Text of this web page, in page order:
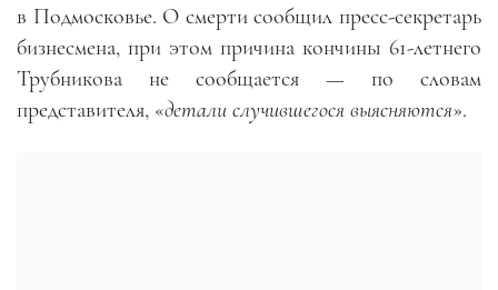
в Подмосковье. О смерти сообщил пресс-секретарь
бизнесмена, при этом причина кончины 61-летнего
Трубникова не сообщается — по словам
представителя, «детали случившегося выясняются».